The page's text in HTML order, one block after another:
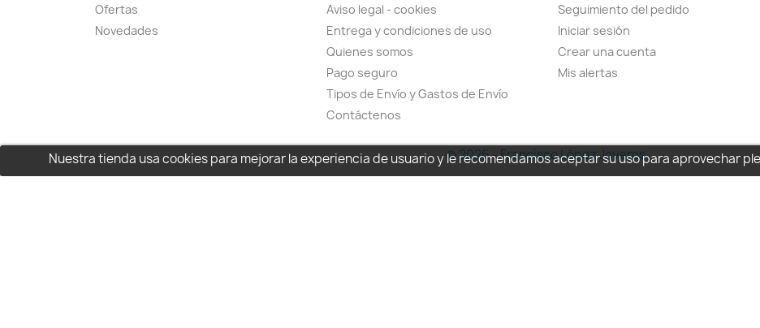
Nuestra tienda usa cookies para mejorar la experiencia de usuario y le recomendamos aceptar su uso para aprovechar
Ofertas
Novedades
Aviso legal - cookies
Entrega y condiciones de uso
Quienes somos
Pago seguro
Tipos de Envío y Gastos de Envío
Contáctenos
Seguimiento del pedido
Iniciar sesión
Crear una cuenta
Mis alertas
© 2026 - Francisco López Joyeros